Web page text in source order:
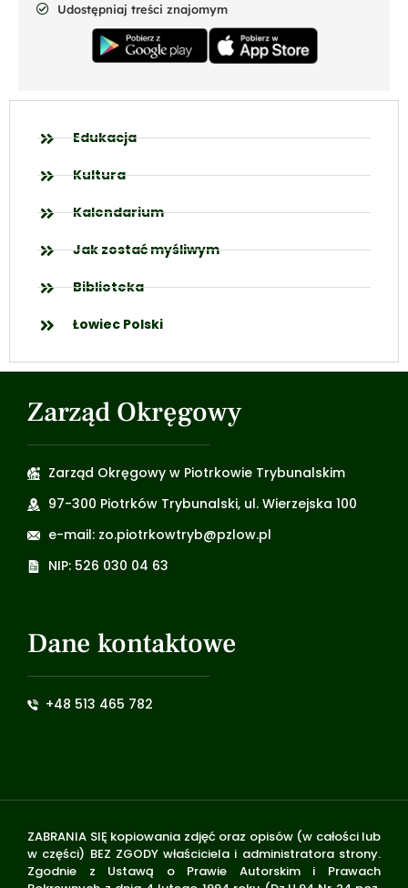
Udostępniaj treści znajomym
Edukacja
Kultura
Kalendarium
Jak zostać myśliwym
Biblioteka
Łowiec Polski
Zarząd Okręgowy
Zarząd Okręgowy w Piotrkowie Trybunalskim
97-300 Piotrków Trybunalski, ul. Wierzejska 100
e-mail: zo.piotrkowtryb@pzlow.pl
NIP: 526 030 04 63
Dane kontaktowe
+48 513 465 782
ZABRANIA SIĘ kopiowania zdjęć oraz opisów (w całości lub
w części) BEZ ZGODY właściciela i administratora strony.
Zgodnie z Ustawą o Prawie Autorskim i Prawach